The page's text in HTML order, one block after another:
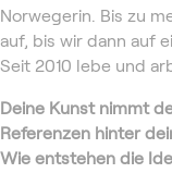
Norwegerin. Bis zu
auf, bis wir dann auf
Seit 2010 lebe und
Deine Kunst nimmt
Referenzen hinter
Wie entstehen die